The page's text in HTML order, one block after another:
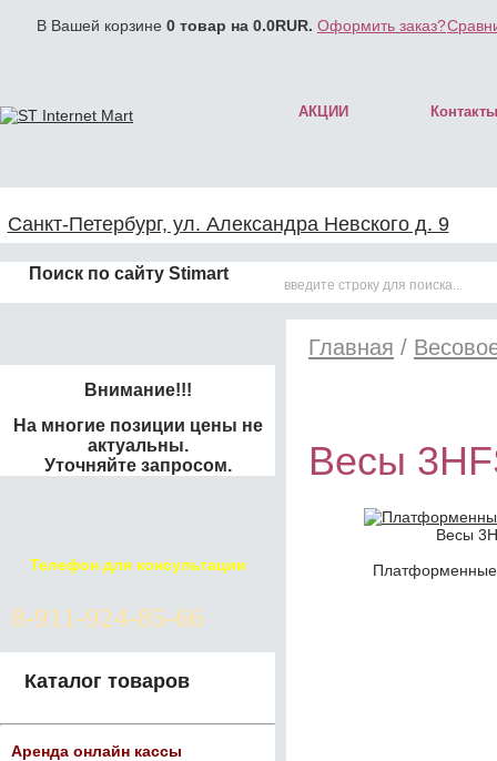
В Вашей корзине 0 товар на 0.0RUR. Оформить заказ?
АКЦИИ Контакты
Санкт-Петербург, ул. Александра Невского д. 9
Поиск по сайту Stimart
Внимание!!!
На многие позиции цены не
актуальны.
Уточняйте запросом.
Телефон для консультации
8-911-924-85-66
Каталог товаров
Аренда онлайн кассы
Главная /
Весы
Весы